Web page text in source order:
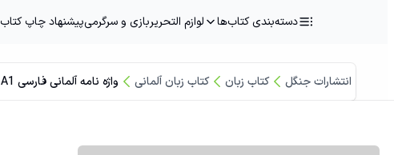
دسته‌بندی کتاب‌ها لوازم التحریربازی و سرگرمیپیشنهاد چاپ کتاب
انتشارات جنگل کتاب زبان کتاب زبان آلمانی واژه نامه آلمانی فارسی Menschen A1